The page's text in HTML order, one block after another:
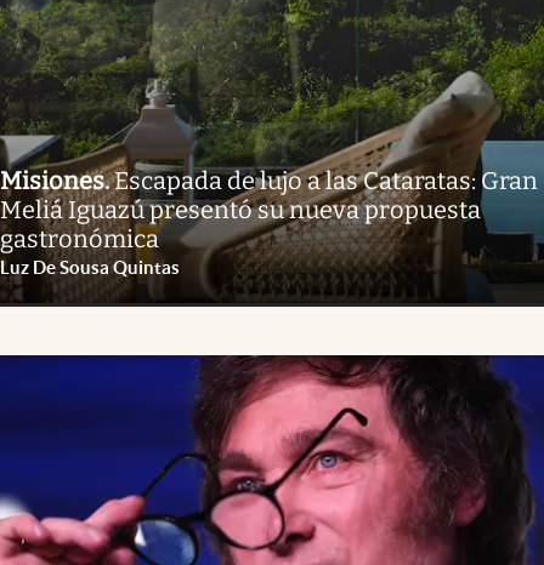
Misiones.Escapada de lujo a las Cataratas: Gran
Meliá Iguazú presentó su nueva propuesta
gastronómica
Luz De Sousa Quintas